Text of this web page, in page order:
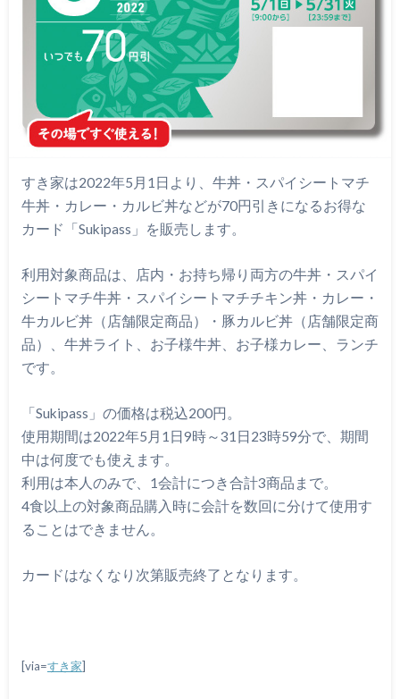
すき家は2022年5月1日より、牛丼・スパイシートマチ
牛丼・カレー・カルビ丼などが70円引きになるお得な
カード「Sukipass」を販売します。
利用対象商品は、店内・お持ち帰り両方の牛丼・スパイ
シートマチ牛丼・スパイシートマチチキン丼・カレー・
牛カルビ丼（店舗限定商品）・豚カルビ丼（店舗限定商
品）、牛丼ライト、お子様牛丼、お子様カレー、ランチ
です。
「Sukipass」の価格は税込200円。
使用期間は2022年5月1日9時～31日23時59分で、期間
中は何度でも使えます。
利用は本人のみで、1会計につき合計3商品まで。
4食以上の対象商品購入時に会計を数回に分けて使用す
ることはできません。
カードはなくなり次第販売終了となります。
[via=すき家]